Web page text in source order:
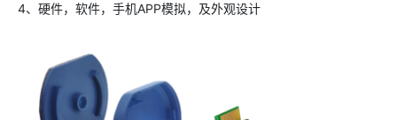
4、硬件，软件，手机APP模拟，及外观设计